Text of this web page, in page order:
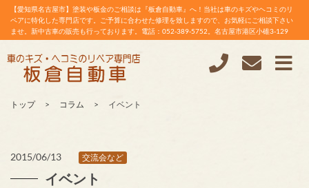
【愛知県名古屋市】塗装や板金のご相談は『板倉自動車』へ！当社は車のキズやヘコミのリ
ペアに特化した専門店です。ご予算に合わせた修理を致しますので、お気軽にご相談下さい
ませ。新中古車の販売も行っております。電話：052-389-5752。名古屋市港区小碓3-129
トップ コラム イベント
2015/06/13 交流会など
イベント